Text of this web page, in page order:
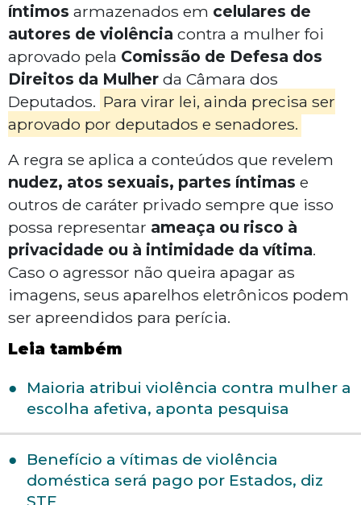
íntimos armazenados em celulares de
autores de violência contra a mulher foi
aprovado pela Comissão de Defesa dos
Direitos da Mulher da Câmara dos
Deputados. Para virar lei, ainda precisa ser
aprovado por deputados e senadores.
A regra se aplica a conteúdos que revelem
nudez, atos sexuais, partes íntimas e
outros de caráter privado sempre que isso
possa representar ameaça ou risco à
privacidade ou à intimidade da vítima.
Caso o agressor não queira apagar as
imagens, seus aparelhos eletrônicos podem
ser apreendidos para perícia.
Leia também
Maioria atribui violência contra mulher a
escolha afetiva, aponta pesquisa
Benefício a vítimas de violência
doméstica será pago por Estados, diz